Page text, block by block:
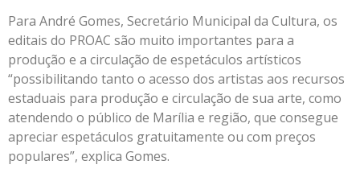
Para André Gomes, Secretário Municipal da Cultura, os
editais do PROAC são muito importantes para a
produção e a circulação de espetáculos artísticos
“possibilitando tanto o acesso dos artistas aos recursos
estaduais para produção e circulação de sua arte, como
atendendo o público de Marília e região, que consegue
apreciar espetáculos gratuitamente ou com preços
populares”, explica Gomes.